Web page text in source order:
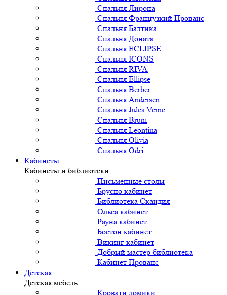
Спальня Лирона
Спальня Французкий Прованс
Спальня Балтика
Спальня Доната
Спальня ECLIPSE
Спальня ICONS
Спальня RIVA
Спальня Ellipse
Спальня Berber
Спальня Andersen
Спальня Jules Verne
Спальня Bruni
Спальня Leontina
Спальня Olivia
Спальня Odri
Кабинеты
Кабинеты и библиотеки
Письменные столы
Брусно кабинет
Библиотека Скандия
Ольса кабинет
Рауна кабинет
Бостон кабинет
Викинг кабинет
Добрый мастер библиотека
Кабинет Прованс
Детская
Детская мебель
Кровати домики